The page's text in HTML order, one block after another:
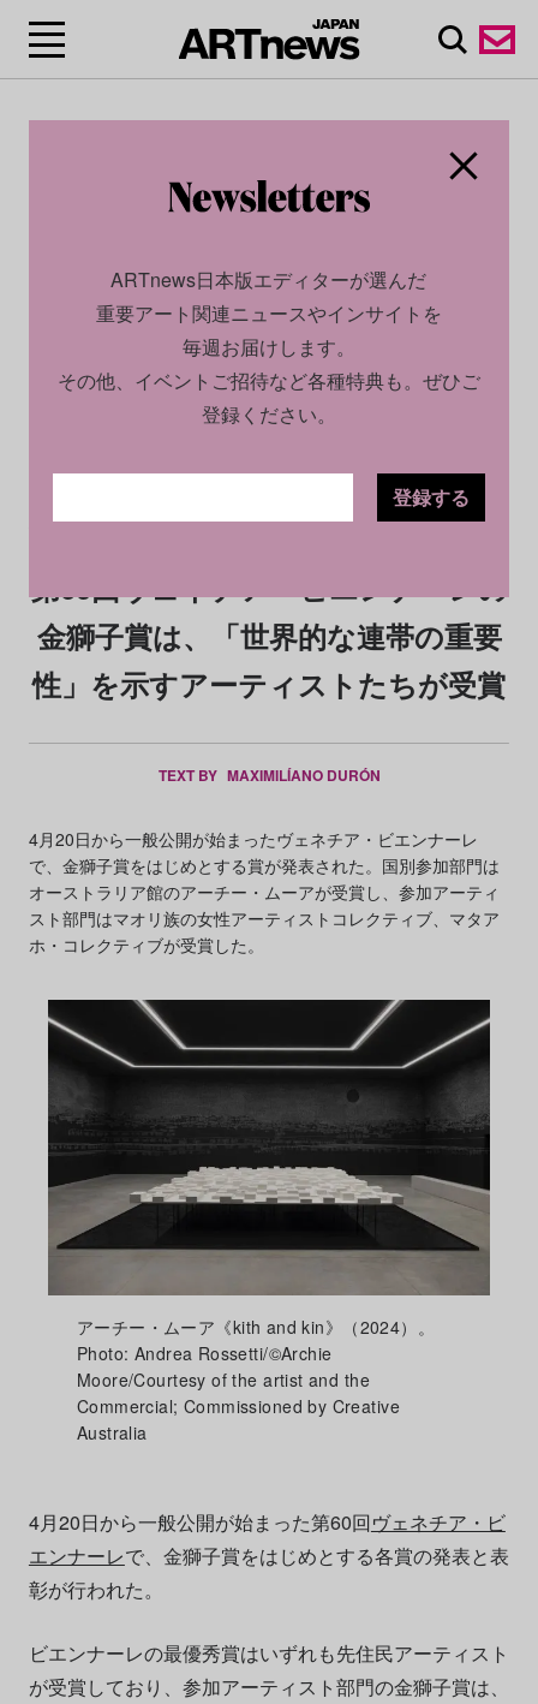
2024.04.22
第60回ヴェネチア・ビエンナーレの
金獅子賞は、「世界的な連帯の重要
性」を示すアーティストたちが受賞
TEXT BY MAXIMILÍANO DURÓN
4月20日から一般公開が始まったヴェネチア・ビエンナーレ
で、金獅子賞をはじめとする賞が発表された。国別参加部門は
オーストラリア館のアーチー・ムーアが受賞し、参加アーティ
スト部門はマオリ族の女性アーティストコレクティブ、マタア
ホ・コレクティブが受賞した。
アーチー・ムーア《kith and kin》（2024）。
Photo: Andrea Rossetti/©Archie
Moore/Courtesy of the artist and the
Commercial; Commissioned by Creative
Australia
4月20日から一般公開が始まった第60回ヴェネチア・ビ
エンナーレで、金獅子賞をはじめとする各賞の発表と表
彰が行われた。
ビエンナーレの最優秀賞はいずれも先住民アーティスト
が受賞しており、参加アーティスト部門の金獅子賞は、
ARTnews日本版エディターが選んだ
重要アート関連ニュースやインサイトを
毎週お届けします。
その他、イベントご招待など各種特典も。ぜひご
登録ください。
登録する